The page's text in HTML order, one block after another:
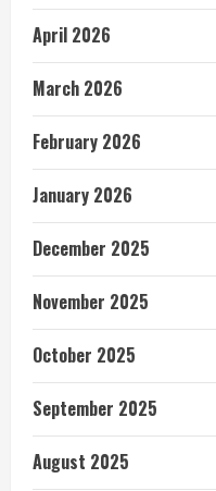
April 2026
March 2026
February 2026
January 2026
December 2025
November 2025
October 2025
September 2025
August 2025